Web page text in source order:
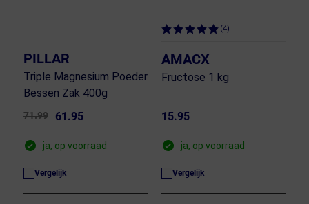
PILLAR
Triple Magnesium Poeder
Bessen Zak 400g
71.99 61.95
ja, op voorraad
Vergelijk
(4)
AMACX
Fructose 1 kg
15.95
ja, op voorraad
Vergelijk